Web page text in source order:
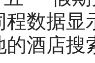
数据显
酒店搜